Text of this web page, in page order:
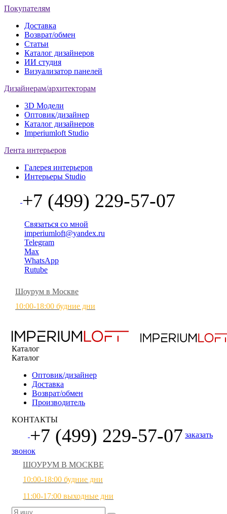
Покупателям
Доставка
Возврат/обмен
Статьи
Каталог дизайнеров
ИИ студия
Визуализатор панелей
Дизайнерам/архитекторам
3D Модели
Оптовик/дизайнер
Каталог дизайнеров
Imperiumloft Studio
Лента интерьеров
Галерея интерьеров
Интерьеры Studio
+7 (499) 229-57-07
Связаться со мной
imperiumloft@yandex.ru
Telegram
Max
WhatsApp
Rutube
Шоурум в Москве
10:00-18:00 будние дни
Каталог
Каталог
Оптовик/дизайнер
Доставка
Возврат/обмен
Производитель
КОНТАКТЫ
+7 (499) 229-57-07 заказать
звонок
ШОУРУМ В МОСКВЕ
10:00-18:00 будние дни
11:00-17:00 выходные дни